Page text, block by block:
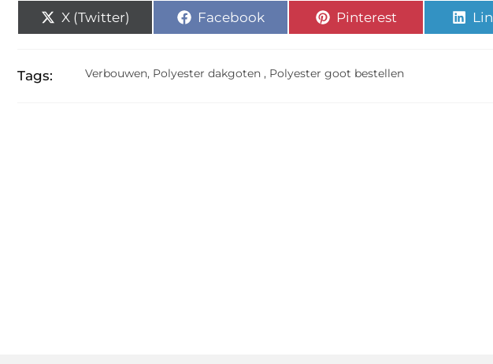
X (Twitter) Facebook Pinterest
Tags: Verbouwen, Polyester dakgoten , Polyester goot bestellen